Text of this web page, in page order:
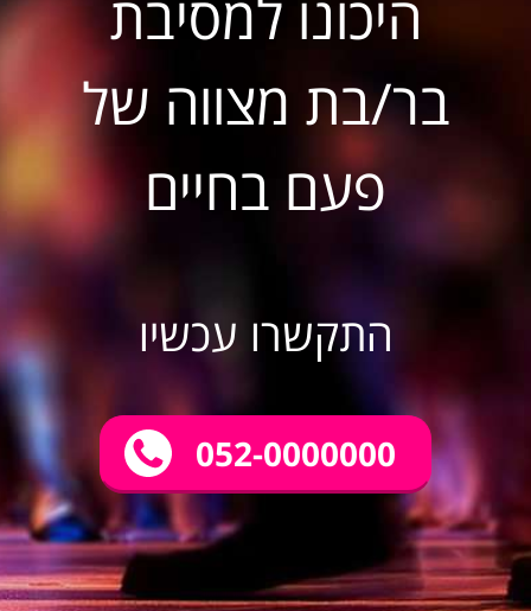
היכונו למסיבת
בר/בת מצווה של
פעם בחיים
התקשרו עכשיו
052-0000000